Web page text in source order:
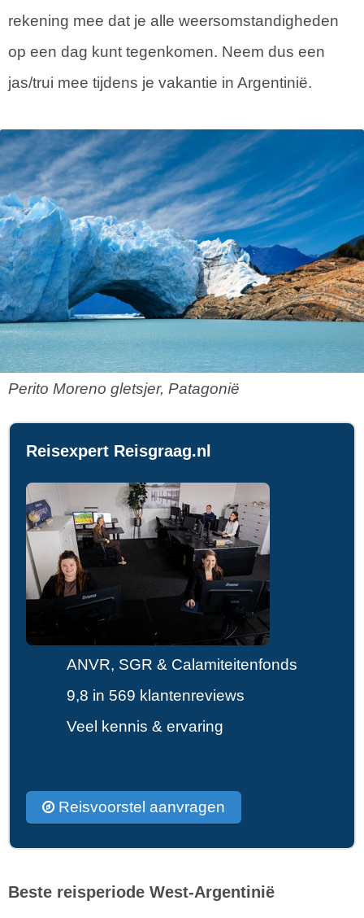
rekening mee dat je alle weersomstandigheden
op een dag kunt tegenkomen. Neem dus een
jas/trui mee tijdens je vakantie in Argentinië.
Perito Moreno gletsjer, Patagonië
Reisexpert Reisgraag.nl
ANVR, SGR & Calamiteitenfonds
9,8 in 569 klantenreviews
Veel kennis & ervaring
Reisvoorstel aanvragen
Beste reisperiode West-Argentinië